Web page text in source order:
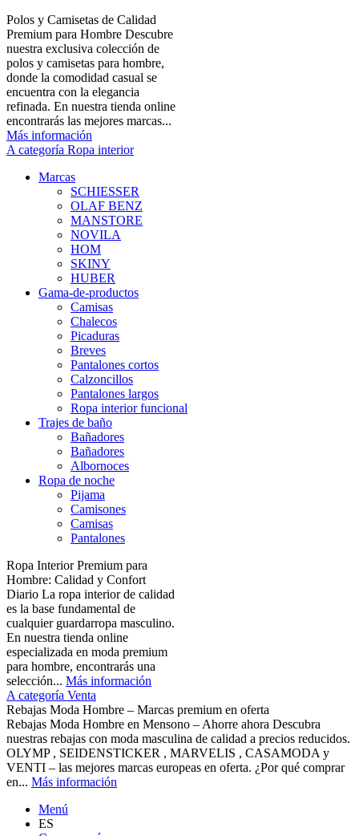
Polos y Camisetas de Calidad
Premium para Hombre Descubre
nuestra exclusiva colección de
polos y camisetas para hombre,
donde la comodidad casual se
encuentra con la elegancia
refinada. En nuestra tienda online
encontrarás las mejores marcas...
Más información
A categoría Ropa interior
Marcas
SCHIESSER
OLAF BENZ
MANSTORE
NOVILA
HOM
SKINY
HUBER
Gama-de-productos
Camisas
Chalecos
Picaduras
Breves
Pantalones cortos
Calzoncillos
Pantalones largos
Ropa interior funcional
Trajes de baño
Bañadores
Bañadores
Albornoces
Ropa de noche
Pijama
Camisones
Camisas
Pantalones
Ropa Interior Premium para
Hombre: Calidad y Confort
Diario La ropa interior de calidad
es la base fundamental de
cualquier guardarropa masculino.
En nuestra tienda online
especializada en moda premium
para hombre, encontrarás una
selección... Más información
A categoría Venta
Rebajas Moda Hombre – Marcas premium en oferta
Rebajas Moda Hombre en Mensono – Ahorre ahora Descubra
nuestras rebajas con moda masculina de calidad a precios reducidos.
OLYMP , SEIDENSTICKER , MARVELIS , CASAMODA y
VENTI – las mejores marcas europeas en oferta. ¿Por qué comprar
en... Más información
Menú
ES